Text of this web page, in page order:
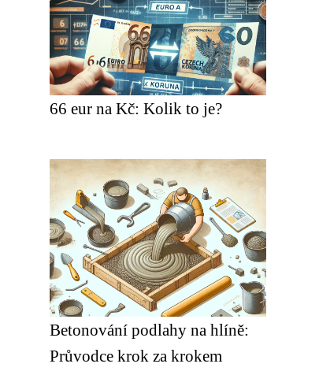
66 eur na Kč: Kolik to je?
Betonování podlahy na hlíně:
Průvodce krok za krokem